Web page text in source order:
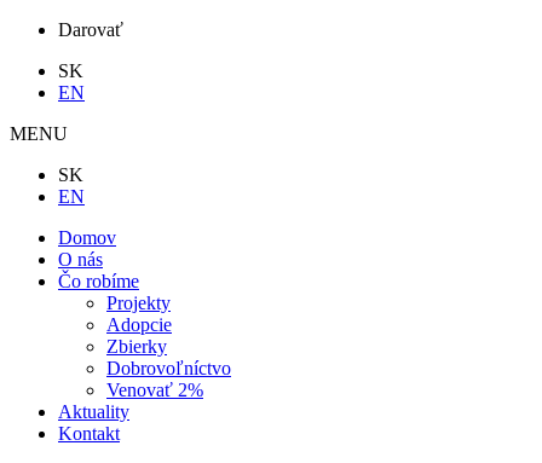
Darovať
SK
EN
MENU
SK
EN
Domov
O nás
Čo robíme
Projekty
Adopcie
Zbierky
Dobrovoľníctvo
Venovať 2%
Aktuality
Kontakt